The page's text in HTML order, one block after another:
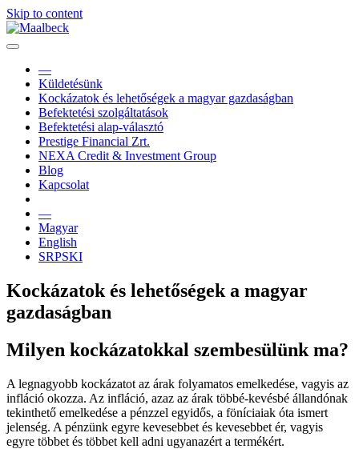
Skip to content
—
Küldetésünk
Kockázatok és lehetőségek a magyar gazdaságban
Befektetési szolgáltatások
Befektetési alap-választó
Prestige Financial Zrt.
NEXA Credit & Investment Group
Blog
Kapcsolat
—
Magyar
English
SRPSKI
Kockázatok és lehetőségek a magyar
gazdaságban
Milyen kockázatokkal szembesülünk ma?
A legnagyobb kockázatot az árak folyamatos emelkedése, vagyis az
infláció okozza. Az infláció, azaz az árak többé-kevésbé állandónak
tekinthető emelkedése a pénzzel egyidős, a föníciaiak óta ismert
jelenség. A pénzünk egyre kevesebbet és kevesebbet ér, vagyis
egyre többet és többet kell adni ugyanazért a termékért.